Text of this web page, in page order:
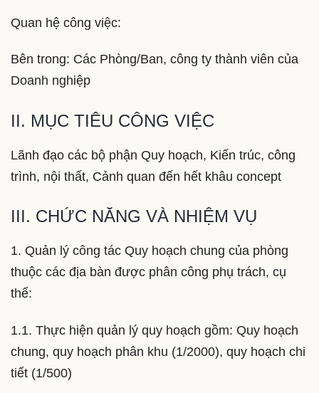
Quan hệ công việc:
Bên trong: Các Phòng/Ban, công ty thành viên của
Doanh nghiệp
II. MỤC TIÊU CÔNG VIỆC
Lãnh đạo các bộ phận Quy hoạch, Kiến trúc, công
trình, nội thất, Cảnh quan đến hết khâu concept
III. CHỨC NĂNG VÀ NHIỆM VỤ
1. Quản lý công tác Quy hoạch chung của phòng
thuộc các địa bàn được phân công phụ trách, cụ
thể:
1.1. Thực hiện quản lý quy hoạch gồm: Quy hoạch
chung, quy hoạch phân khu (1/2000), quy hoạch chi
tiết (1/500)